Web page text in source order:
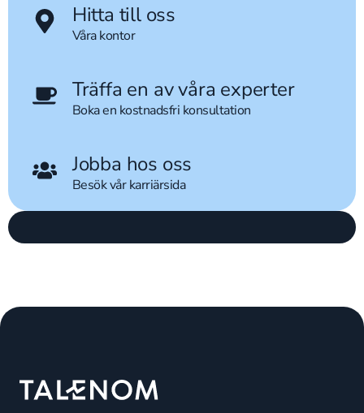
Hitta till oss
Våra kontor
Träffa en av våra experter
Boka en kostnadsfri konsultation
Jobba hos oss
Besök vår karriärsida